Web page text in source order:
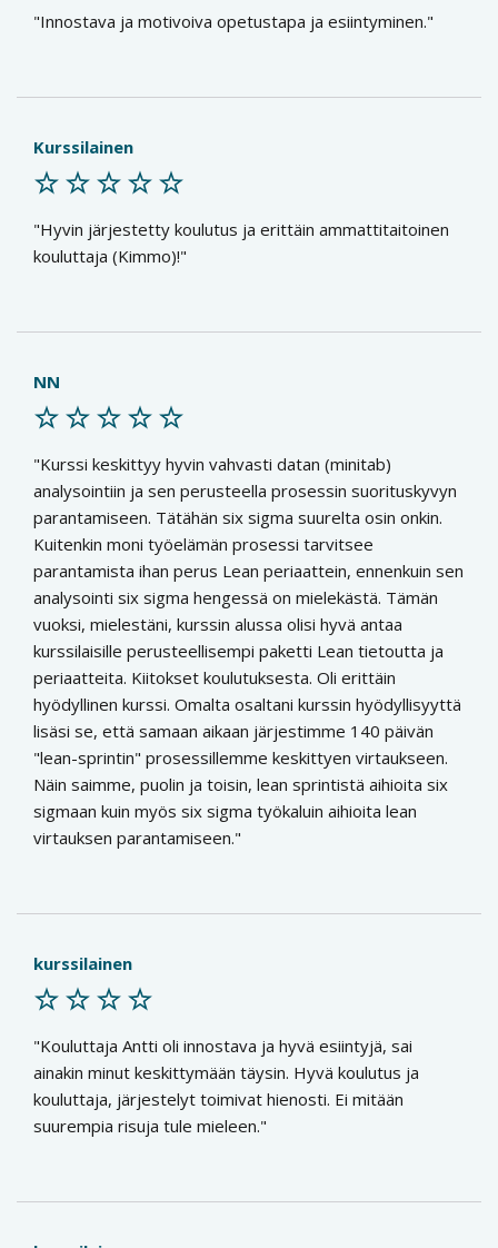
Innostava ja motivoiva opetustapa ja esiintyminen.
Kurssilainen
Hyvin järjestetty koulutus ja erittäin ammattitaitoinen
kouluttaja (Kimmo)!
NN
Kurssi keskittyy hyvin vahvasti datan (minitab)
analysointiin ja sen perusteella prosessin suorituskyvyn
parantamiseen. Tätähän six sigma suurelta osin onkin.
Kuitenkin moni työelämän prosessi tarvitsee
parantamista ihan perus Lean periaattein, ennenkuin sen
analysointi six sigma hengessä on mielekästä. Tämän
vuoksi, mielestäni, kurssin alussa olisi hyvä antaa
kurssilaisille perusteellisempi paketti Lean tietoutta ja
periaatteita. Kiitokset koulutuksesta. Oli erittäin
hyödyllinen kurssi. Omalta osaltani kurssin hyödyllisyyttä
lisäsi se, että samaan aikaan järjestimme 140 päivän
"lean-sprintin" prosessillemme keskittyen virtaukseen.
Näin saimme, puolin ja toisin, lean sprintistä aihioita six
sigmaan kuin myös six sigma työkaluin aihioita lean
virtauksen parantamiseen.
kurssilainen
Kouluttaja Antti oli innostava ja hyvä esiintyjä, sai
ainakin minut keskittymään täysin. Hyvä koulutus ja
kouluttaja, järjestelyt toimivat hienosti. Ei mitään
suurempia risuja tule mieleen.